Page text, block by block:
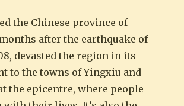
the Chinese province of
after the earthquake of
devasted the region in its
to the towns of Yingxiu and
the epicentre, where people